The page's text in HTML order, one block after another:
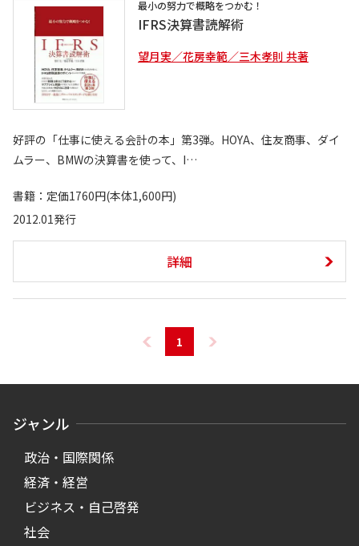
最小の努力で概略をつかむ！
IFRS決算書読解術
望月実／花房幸範／三木孝則 共著
好評の「仕事に使える会計の本」第3弾。HOYA、住友商事、ダイ
ムラー、BMWの決算書を使って、I…
書籍：定価1760円(本体1,600円)
2012.01発行
詳細
1
ジャンル
政治・国際関係
経済・経営
ビジネス・自己啓発
社会